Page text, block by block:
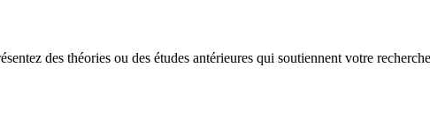
des théories ou des études antérieures qui soutiennent votre